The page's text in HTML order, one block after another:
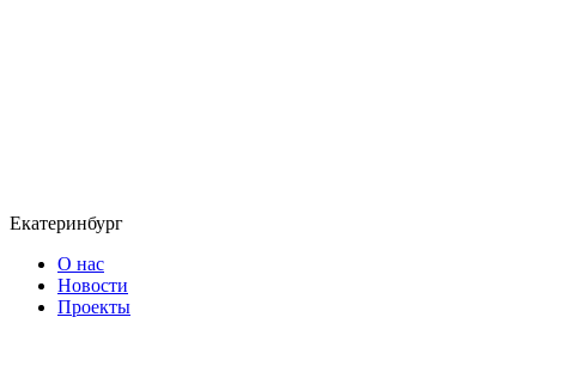
Екатеринбург
О нас
Новости
Проекты